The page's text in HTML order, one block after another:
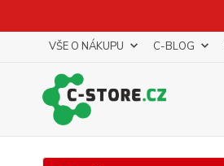
VŠE O NÁKUPU C-BLOG